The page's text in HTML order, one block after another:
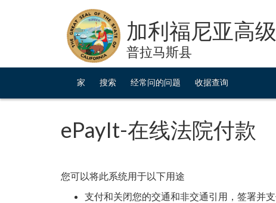
加利福尼亚高
普拉马斯县
家 搜索 经常问的问题 收据查询
ePayIt-在线法院付款
您可以将此系统用于以下用途
支付和关闭您的交通和非交通引用，签署并